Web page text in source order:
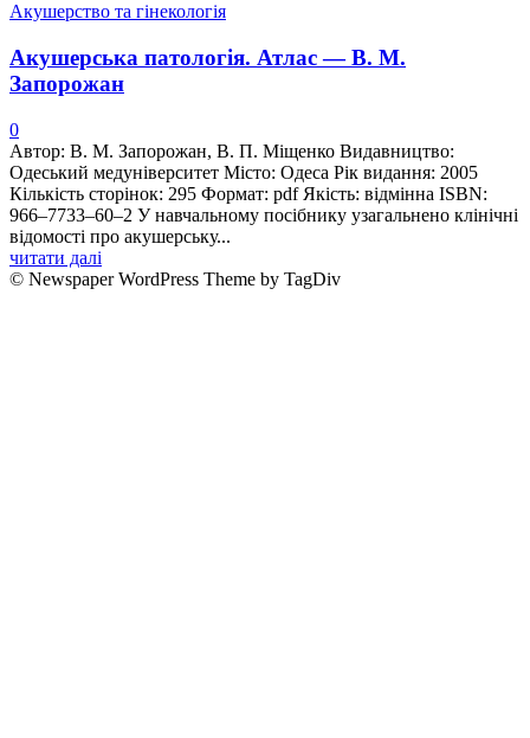
Акушерство та гінекологія
Акушерська патологія. Атлас — В. М.
Запорожан
0
Автор: В. М. Запорожан, В. П. Міщенко Видавництво:
Одеський медуніверситет Місто: Одеса Рік видання: 2005
Кількість сторінок: 295 Формат: pdf Якість: відмінна ISBN:
966–7733–60–2 У навчальному посiбнику узагальнено клiнiчнi
вiдомостi про акушерську...
читати далі
© Newspaper WordPress Theme by TagDiv